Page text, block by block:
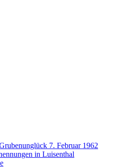
7. Februar 1962
in Luisenthal